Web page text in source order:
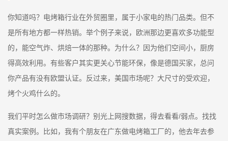
你知道吗？电烤箱行业在外贸圈里，属于小家电的热门品类。但不
是所有地方都一样热销。举个例子来说，欧洲那边更喜欢多功能型
的，能空气炸、烘焙一体的那种。为什么？因为他们空间小，厨房
得高效利用。有些客户其实更关心节能环保，像是德国买家，总问
你产品有没有欧盟认证。反过来，美国市场呢？大尺寸的受欢迎，
烤个火鸡什么的。
我们平时怎么做市场调研？别光上网搜数据，得去看看/弱点。找找
真实案例。比如，我有个朋友在广东做电烤箱工厂的，他去年去参